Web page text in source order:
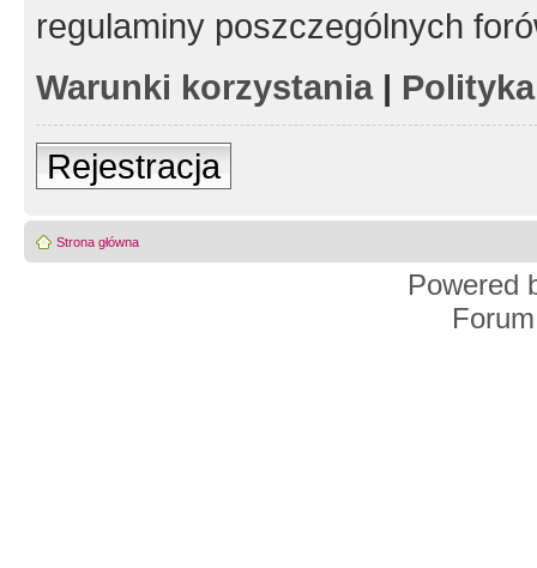
regulaminy poszczególnych
Warunki korzystania|
Rejestracja
Strona główna
Powered